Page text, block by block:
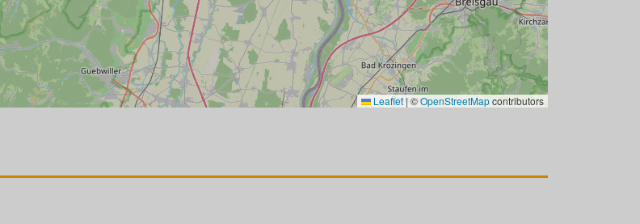
Leaflet |©OpenStreetMapcontributors